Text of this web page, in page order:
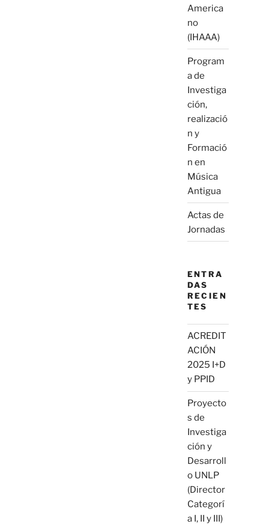
America
no
(IHAAA)
Program
a de
Investiga
ción,
realizació
n y
Formació
n en
Música
Antigua
Actas de
Jornadas
ENTRA
DAS
RECIEN
TES
ACREDIT
ACIÓN
2025 I+D
y PPID
Proyecto
s de
Investiga
ción y
Desarroll
o UNLP
(Director
Categorí
a I, II y III)